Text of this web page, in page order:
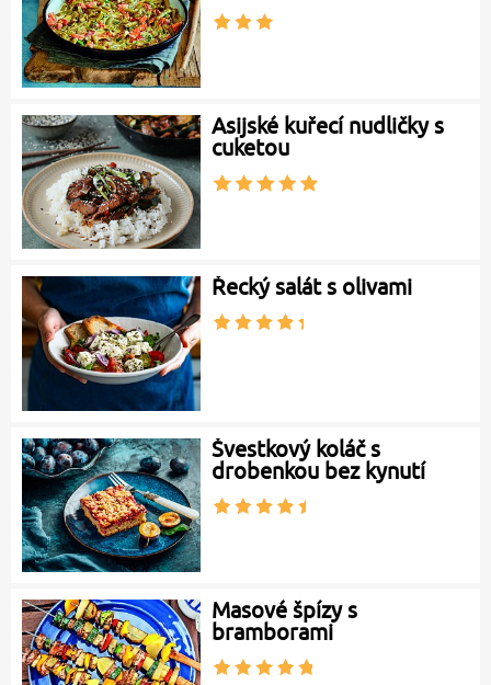
Asijské kuřecí nudličky s
cuketou
Řecký salát s olivami
Švestkový koláč s
drobenkou bez kynutí
Masové špízy s
bramborami